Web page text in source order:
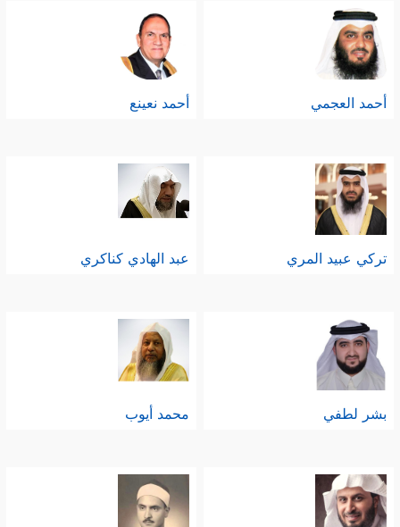
أحمد العجمي أحمد نعينع
تركي عبيد المري عبد الهادي كناكري
بشر لطفي محمد أيوب